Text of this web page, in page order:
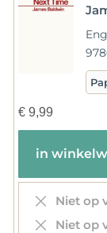
€9,99
in
Niet op
Niet op